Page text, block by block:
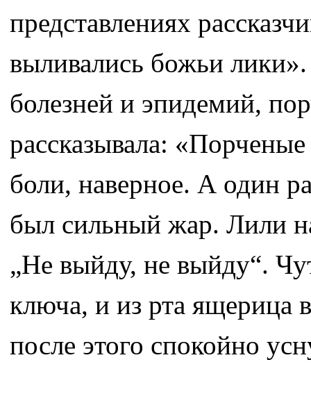
представлениях
выливались божьи
болезней и эпидемий,
рассказывала:
боли, наверное. А один
был сильный жар. Лили
„Не выйду, не выйду“.
ключа, и из рта ящерица
после этого спокойно